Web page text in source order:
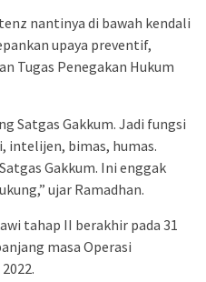
nantinya di bawah kendali
upaya preventif,
Tugas Penegakan Hukum
Satgas Gakkum. Jadi fungsi
intelijen, bimas, humas.
Gakkum. Ini enggak
ujar Ramadhan.
tahap II berakhir pada 31
masa Operasi